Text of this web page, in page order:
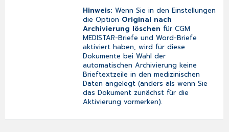
Hinweis:Wenn Sie in denEinstellungen
die Option Original nach
Archivierung löschen für CGM
MEDISTAR-Briefe und Word-Briefe
aktiviert haben, wird für diese
Dokumente bei Wahl der
automatischen Archivierungkeine
Brieftextzeile in den medizinischen
Daten angelegt (anders als wenn Sie
das Dokument zunächst für die
Aktivierung vormerken).